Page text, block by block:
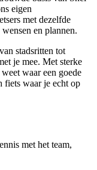
eigen
met dezelfde
en plannen.
stadsritten tot
je mee. Met sterke
waar een goede
fiets waar je echt op
met het team,